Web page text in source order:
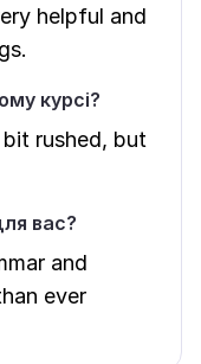
helpful and
курсі?
rushed, but
вас?
and
ever